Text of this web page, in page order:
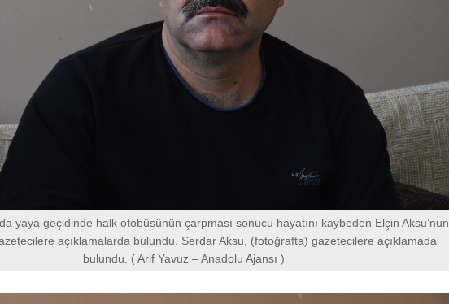
yaya geçidinde halk otobüsünün çarpması sonucu hayatını kaybeden Elçin Aksu’nun
açıklamalarda bulundu. Serdar Aksu, (fotoğrafta) gazetecilere açıklamada
bulundu. ( Arif Yavuz – Anadolu Ajansı )